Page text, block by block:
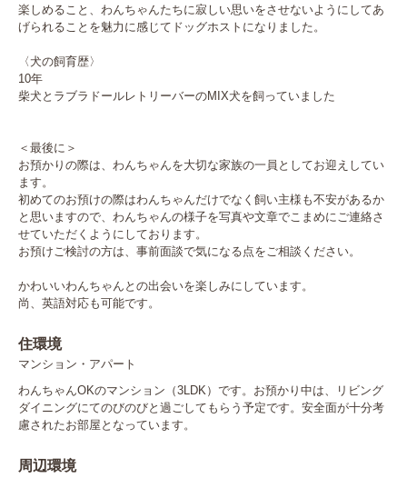
楽しめること、わんちゃんたちに寂しい思いをさせないようにしてあ
げられることを魅力に感じてドッグホストになりました。
〈犬の飼育歴〉
10年
柴犬とラブラドールレトリーバーのMIX犬を飼っていました
＜最後に＞
お預かりの際は、わんちゃんを大切な家族の一員としてお迎えしてい
ます。
初めてのお預けの際はわんちゃんだけでなく飼い主様も不安があるか
と思いますので、わんちゃんの様子を写真や文章でこまめにご連絡さ
せていただくようにしております。
お預けご検討の方は、事前面談で気になる点をご相談ください。
かわいいわんちゃんとの出会いを楽しみにしています。
尚、英語対応も可能です。
住環境
マンション・アパート
わんちゃんOKのマンション（3LDK）です。お預かり中は、リビング
ダイニングにてのびのびと過ごしてもらう予定です。安全面が十分考
慮されたお部屋となっています。
周辺環境